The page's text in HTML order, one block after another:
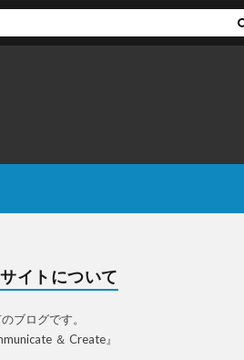
イトについて
ブログです。
＆ Create』